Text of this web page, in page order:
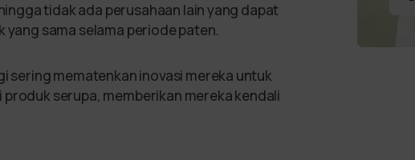
tidak ada perusahaan lain yang dapat
sama selama periode paten.
sering mematenkan inovasi mereka untuk
serupa, memberikan mereka kendali